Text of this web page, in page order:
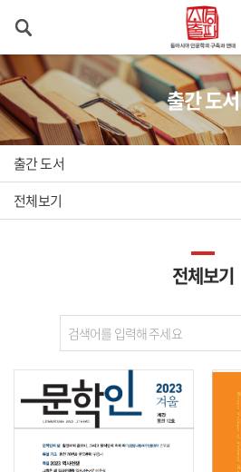
출간 도서
출간 도서
전체보기
전체보기